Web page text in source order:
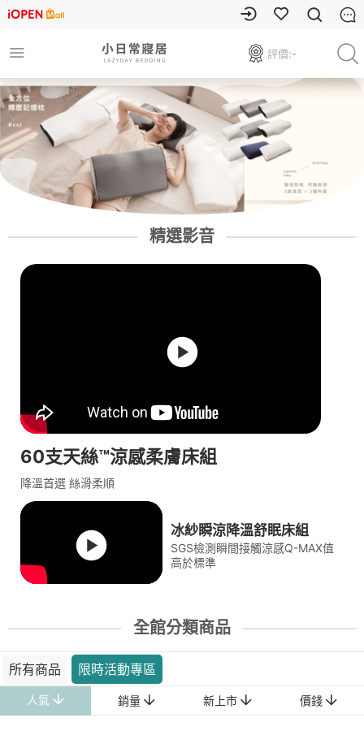
評價:-
精選影音
60支天絲™涼感柔膚床組
降溫首選 絲滑柔順
冰紗瞬涼降溫舒眠床組
SGS檢測瞬間接觸涼感Q-MAX值
高於標準
全館分類商品
所有商品 限時活動專區
人氣 銷量 新上市 價錢